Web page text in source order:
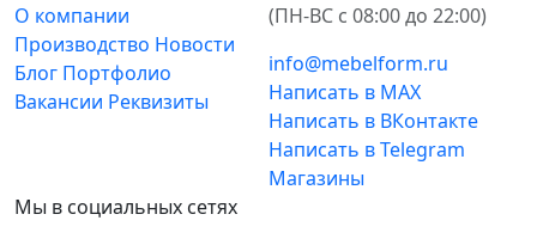
О компании
Производство Новости
Блог Портфолио
Вакансии Реквизиты
(ПН-ВС с 08:00 до 22:00)
info@mebelform.ru
Написать в MAX
Написать в ВКонтакте
Написать в Telegram
Магазины
Мы в социальных сетях